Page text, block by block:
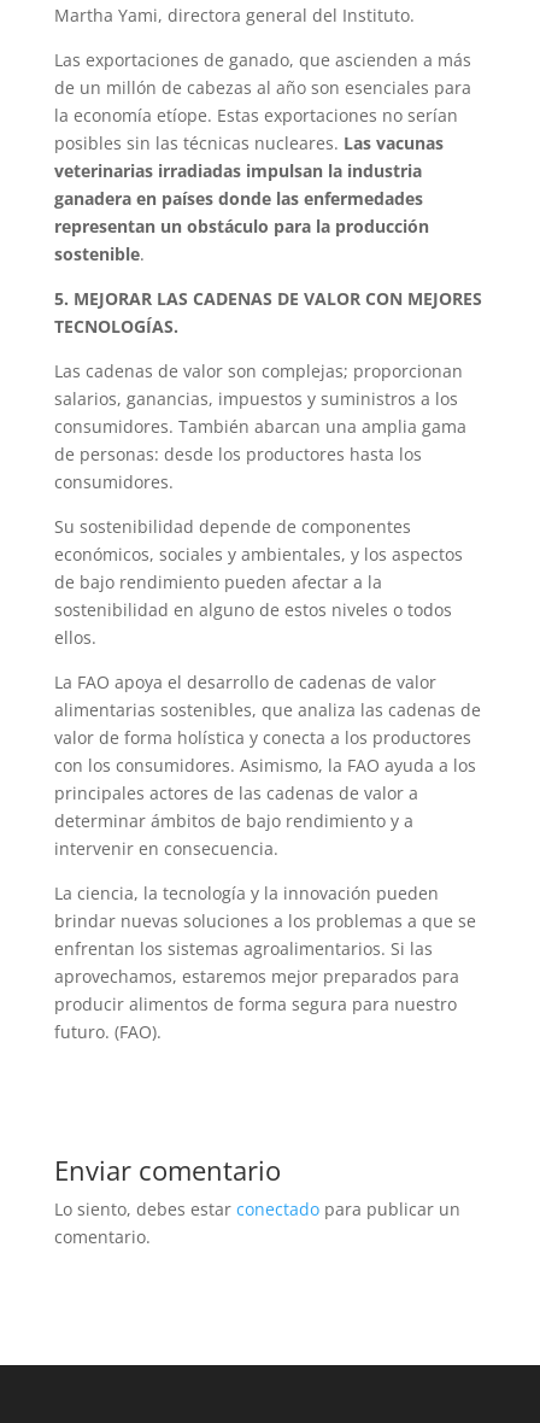
Martha Yami, directora general del Instituto.
Las exportaciones de ganado, que ascienden a más
de un millón de cabezas al año son esenciales para
la economía etíope. Estas exportaciones no serían
posibles sin las técnicas nucleares. Las vacunas
veterinarias irradiadas impulsan la industria
ganadera en países donde las enfermedades
representan un obstáculo para la producción
sostenible.
5. MEJORAR LAS CADENAS DE VALOR CON MEJORES
TECNOLOGÍAS.
Las cadenas de valor son complejas; proporcionan
salarios, ganancias, impuestos y suministros a los
consumidores. También abarcan una amplia gama
de personas: desde los productores hasta los
consumidores.
Su sostenibilidad depende de componentes
económicos, sociales y ambientales, y los aspectos
de bajo rendimiento pueden afectar a la
sostenibilidad en alguno de estos niveles o todos
ellos.
La FAO apoya el desarrollo de cadenas de valor
alimentarias sostenibles, que analiza las cadenas de
valor de forma holística y conecta a los productores
con los consumidores. Asimismo, la FAO ayuda a los
principales actores de las cadenas de valor a
determinar ámbitos de bajo rendimiento y a
intervenir en consecuencia.
La ciencia, la tecnología y la innovación pueden
brindar nuevas soluciones a los problemas a que se
enfrentan los sistemas agroalimentarios. Si las
aprovechamos, estaremos mejor preparados para
producir alimentos de forma segura para nuestro
futuro. (FAO).
Enviar comentario
Lo siento, debes estar conectadopara publicar un
comentario.